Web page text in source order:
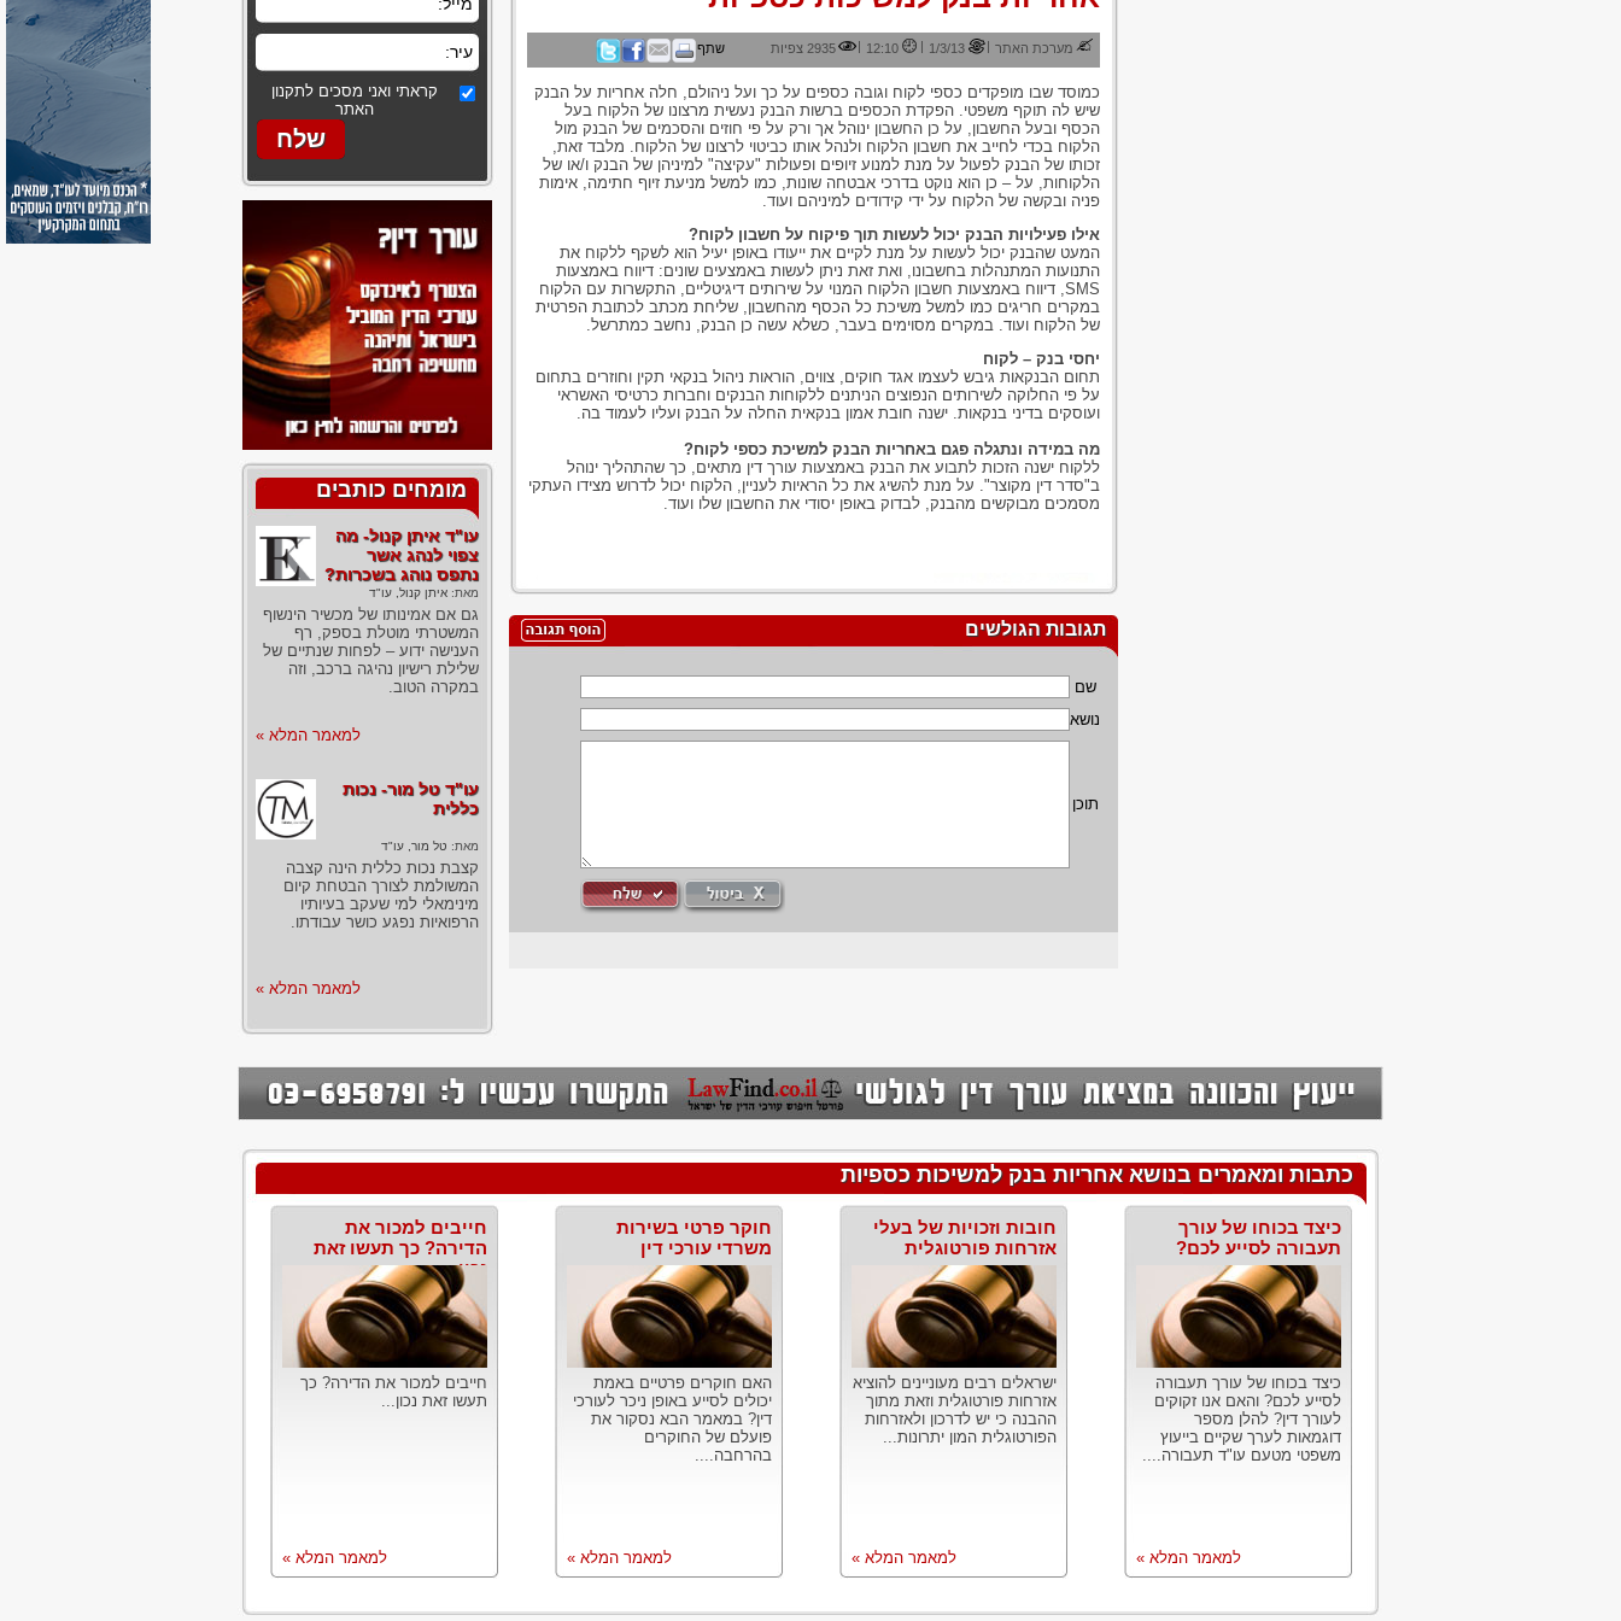
מערכת האתר |
1/3/13
|
12:10
| 2935 צפיות שתף
כמוסד שבו מופקדים כספי לקוח וגובה כספים על כך ועל ניהולם, חלה אחריות על הבנק
שיש לה תוקף משפטי. הפקדת הכספים ברשות הבנק נעשית מרצונו של הלקוח בעל
הכסף ובעל החשבון, על כן החשבון ינוהל אך ורק על פי חוזים והסכמים של הבנק מול
הלקוח בכדי לחייב את חשבון הלקוח ולנהל אותו כביטוי לרצונו של הלקוח. מלבד זאת,
זכותו של הבנק לפעול על מנת למנוע זיופים ופעולות "עקיצה" למיניהן של הבנק ו/או של
הלקוחות, על – כן הוא נוקט בדרכי אבטחה שונות, כמו למשל מניעת זיוף חתימה, אימות
פניה ובקשה של הלקוח על ידי קידודים למיניהם ועוד.
אילו פעילויות הבנק יכול לעשות תוך פיקוח על חשבון לקוח?
המעט שהבנק יכול לעשות על מנת לקיים את ייעודו באופן יעיל הוא לשקף ללקוח את
התנועות המתנהלות בחשבונו, ואת זאת ניתן לעשות באמצעים שונים: דיווח באמצעות
SMS, דיווח באמצעות חשבון הלקוח המנוי על שירותים דיגיטליים, התקשרות עם הלקוח
במקרים חריגים כמו למשל משיכת כל הכסף מהחשבון, שליחת מכתב לכתובת הפרטית
של הלקוח ועוד. במקרים מסוימים בעבר, כשלא עשה כן הבנק, נחשב כמתרשל.
יחסי בנק – לקוח
תחום הבנקאות גיבש לעצמו אגד חוקים, צווים, הוראות ניהול בנקאי תקין וחוזרים בתחום
על פי החלוקה לשירותים הנפוצים הניתנים ללקוחות הבנקים וחברות כרטיסי האשראי
ועוסקים בדיני בנקאות. ישנה חובת אמון בנקאית החלה על הבנק ועליו לעמוד בה.
מה במידה ונתגלה פגם באחריות הבנק למשיכת כספי לקוח?
ללקוח ישנה הזכות לתבוע את הבנק באמצעות עורך דין מתאים, כך שהתהליך ינוהל
ב"סדר דין מקוצר". על מנת להשיג את כל הראיות לעניין, הלקוח יכול לדרוש מצידו העתקי
מסמכים מבוקשים מהבנק, לבדוק באופן יסודי את החשבון שלו ועוד.
תגובות הגולשים
שם
נושא
תוכן
קראתי ואני מסכים לתקנון
האתר
מומחים כותבים
עו"ד איתן קנול- מה
צפוי לנהג אשר
נתפס נוהג בשכרות?
מאת: איתן קנול, עו"ד
גם אם אמינותו של מכשיר הינשוף
המשטרתי מוטלת בספק, רף
הענישה ידוע – לפחות שנתיים של
שלילת רישיון נהיגה ברכב, וזה
במקרה הטוב.
למאמר המלא »
עו"ד טל מור- נכות
כללית
מאת: טל מור, עו"ד
קצבת נכות כללית הינה קצבה
המשולמת לצורך הבטחת קיום
מינימאלי למי שעקב בעיותיו
הרפואיות נפגע כושר עבודתו.
למאמר המלא »
כתבות ומאמרים בנושא אחריות בנק למשיכות כספיות
כיצד בכוחו של עורך
תעבורה לסייע לכם?
כיצד בכוחו של עורך תעבורה
לסייע לכם? והאם אנו זקוקים
לעורך דין? להלן מספר
דוגמאות לערך שקיים בייעוץ
משפטי מטעם עו"ד תעבורה....
למאמר המלא »
חובות וזכויות של בעלי
אזרחות פורטוגלית
ישראלים רבים מעוניינים להוציא
אזרחות פורטוגלית וזאת מתוך
ההבנה כי יש לדרכון ולאזרחות
הפורטוגלית המון יתרונות...
למאמר המלא »
חוקר פרטי בשירות
משרדי עורכי דין
האם חוקרים פרטיים באמת
יכולים לסייע באופן ניכר לעורכי
דין? במאמר הבא נסקור את
פועלם של החוקרים
בהרחבה....
למאמר המלא »
חייבים למכור את
הדירה? כך תעשו זאת
נכון
חייבים למכור את הדירה? כך
תעשו זאת נכון...
למאמר המלא »